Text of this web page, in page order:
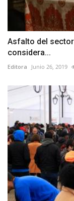
Asfalto del
considera...
Editora Junio 26, 2019